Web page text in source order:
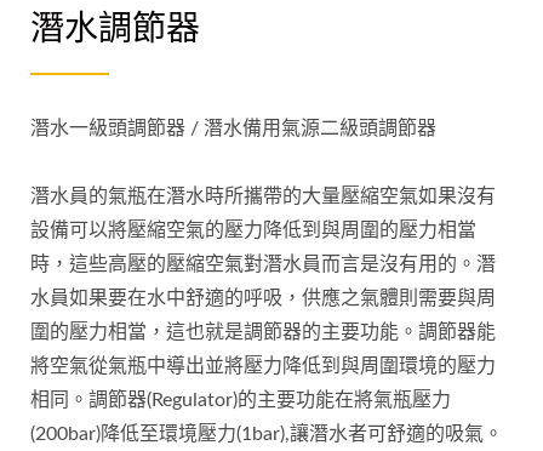
潛水調節器
潛水一級頭調節器 / 潛水備用氣源二級頭調節器
潛水員的氣瓶在潛水時所攜帶的大量壓縮空氣如果沒有
設備可以將壓縮空氣的壓力降低到與周圍的壓力相當
時，這些高壓的壓縮空氣對潛水員而言是沒有用的。潛
水員如果要在水中舒適的呼吸，供應之氣體則需要與周
圍的壓力相當，這也就是調節器的主要功能。調節器能
將空氣從氣瓶中導出並將壓力降低到與周圍環境的壓力
相同。調節器(Regulator)的主要功能在將氣瓶壓力
(200bar)降低至環境壓力(1bar),讓潛水者可舒適的吸氣。